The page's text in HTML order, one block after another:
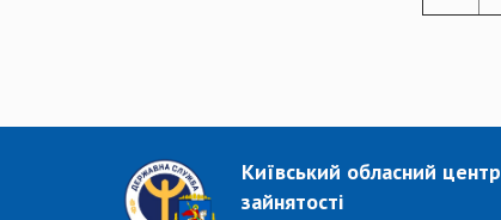
Київський обласний центр
зайнятості